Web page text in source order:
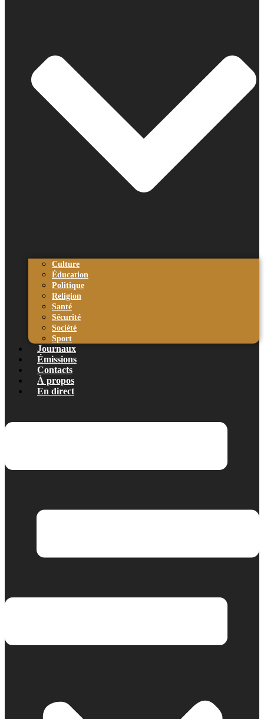
Culture
Éducation
Politique
Religion
Santé
Sécurité
Société
Sport
Journaux
Émissions
Contacts
À propos
En direct